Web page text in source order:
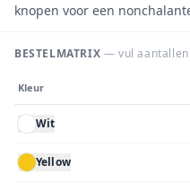
knopen voor een
BESTELMATRIX — vul
Kleur
Wit
Yellow